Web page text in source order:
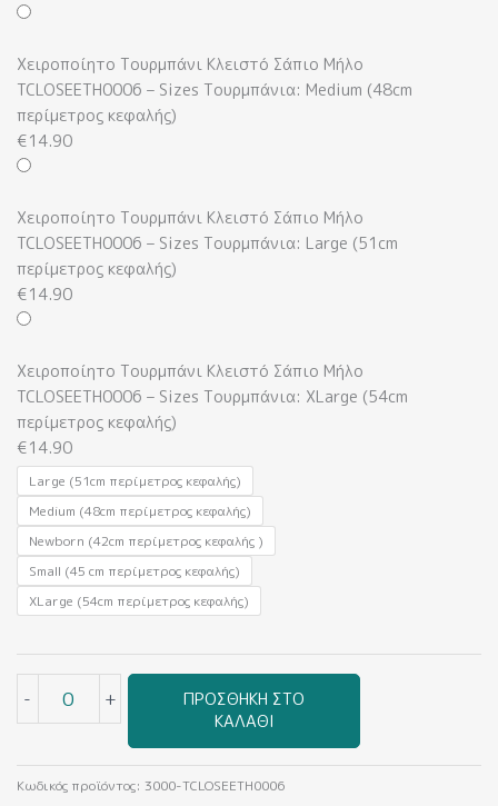
Χειροποίητο Τουρμπάνι Κλειστό Σάπιο Μήλο
TCLOSEETH0006 – Sizes Τουρμπάνια: Medium (48cm
περίμετρος κεφαλής)
€14.90
Χειροποίητο Τουρμπάνι Κλειστό Σάπιο Μήλο
TCLOSEETH0006 – Sizes Τουρμπάνια: Large (51cm
περίμετρος κεφαλής)
€14.90
Χειροποίητο Τουρμπάνι Κλειστό Σάπιο Μήλο
TCLOSEETH0006 – Sizes Τουρμπάνια: XLarge (54cm
περίμετρος κεφαλής)
€14.90
Large (51cm περίμετρος κεφαλής)
Medium (48cm περίμετρος κεφαλής)
Newborn (42cm περίμετρος κεφαλής )
Small (45 cm περίμετρος κεφαλής)
XLarge (54cm περίμετρος κεφαλής)
- +
ΠΡΟΣΘΉΚΗ ΣΤΟ
ΚΑΛΆΘΙ
Κωδικός προϊόντος: 3000-TCLOSEETH0006